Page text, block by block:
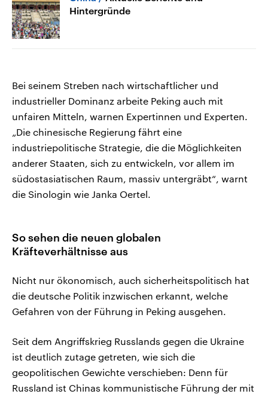
Hintergründe
Bei seinem Streben nach wirtschaftlicher und
industrieller Dominanz arbeite Peking auch mit
unfairen Mitteln, warnen Expertinnen und Experten.
„Die chinesische Regierung fährt eine
industriepolitische Strategie, die die Möglichkeiten
anderer Staaten, sich zu entwickeln, vor allem im
südostasiatischen Raum, massiv untergräbt“, warnt
die Sinologin wie Janka Oertel.
So sehen die neuen globalen
Kräfteverhältnisse aus
Nicht nur ökonomisch, auch sicherheitspolitisch hat
die deutsche Politik inzwischen erkannt, welche
Gefahren von der Führung in Peking ausgehen.
Seit dem Angriffskrieg Russlands gegen die Ukraine
ist deutlich zutage getreten, wie sich die
geopolitischen Gewichte verschieben: Denn für
Russland ist Chinas kommunistische Führung der mit